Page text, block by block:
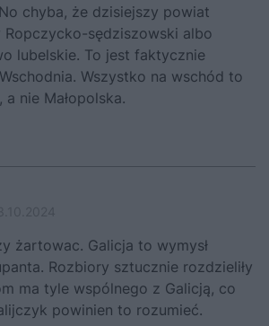
chyba, że dzisiejszy powiat
Ropczycko-sędziszowski albo
lubelskie. To jest faktycznie
Wszystko na wschód to
a nie Małopolska.
żartowac. Galicja to wymysł
Rozbiory sztucznie rozdzieliły
ma tyle wspólnego z Galicją, co
powinien to rozumieć.